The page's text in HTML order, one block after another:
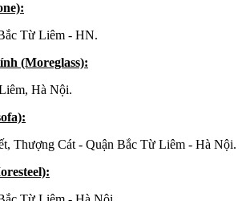
Từ Liêm - HN.
(Moreglass):
Hà Nội.
Thượng Cát - Quận Bắc Từ Liêm - Hà Nội.